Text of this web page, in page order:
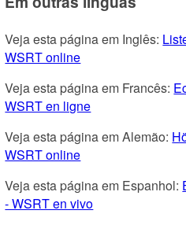
Veja esta página em Inglês:
WSRT online
Veja esta página em Francês:
WSRT en ligne
Veja esta página em Alemão:
WSRT online
Veja esta página em Espanhol:
- WSRT en vivo